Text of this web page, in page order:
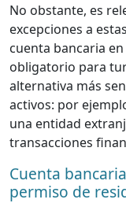
No obstante, es
excepciones a
cuenta bancaria
obligatorio para
alternativa más
activos: por
una entidad
transacciones
Cuenta
permiso de